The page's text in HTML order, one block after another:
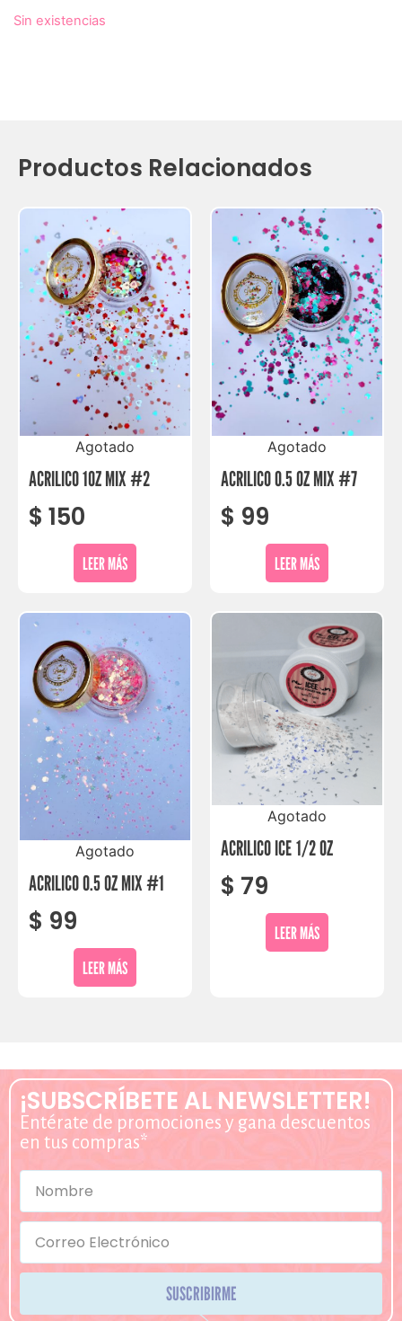
Sin existencias
Productos Relacionados
Agotado
ACRILICO 1OZ MIX #2
$ 150
LEER MÁS
Agotado
ACRILICO 0.5 OZ MIX #7
$ 99
LEER MÁS
Agotado
ACRILICO 0.5 OZ MIX #1
$ 99
LEER MÁS
Agotado
ACRILICO ICE 1/2 OZ
$ 79
LEER MÁS
¡SUBSCRÍBETE AL NEWSLETTER!
Entérate de promociones y gana descuentos
en tus compras*
SUSCRIBIRME